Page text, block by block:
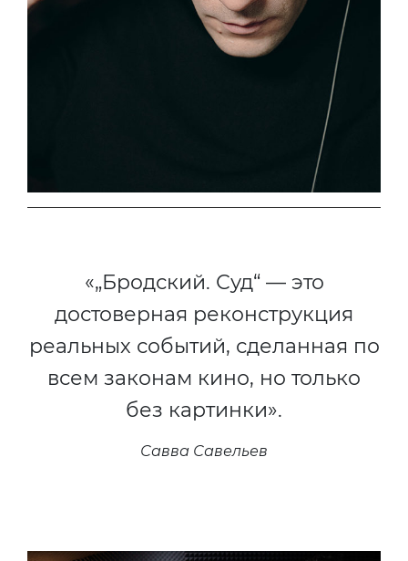
«„Бродский. Суд“ — это
достоверная реконструкция
реальных событий, сделанная по
всем законам кино, но только
без картинки».
Савва Савельев